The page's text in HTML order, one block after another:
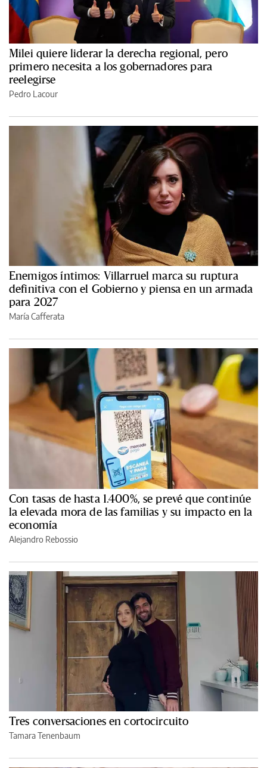
Milei quiere liderar la derecha regional, pero
primero necesita a los gobernadores para
reelegirse
Pedro Lacour
Enemigos íntimos: Villarruel marca su ruptura
definitiva con el Gobierno y piensa en un armada
para 2027
María Cafferata
Con tasas de hasta 1.400%, se prevé que continúe
la elevada mora de las familias y su impacto en la
economía
Alejandro Rebossio
Tres conversaciones en cortocircuito
Tamara Tenenbaum